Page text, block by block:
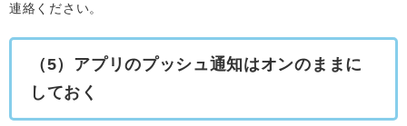
連絡ください。​
（5）アプリのプッシュ通知はオンのままに
しておく